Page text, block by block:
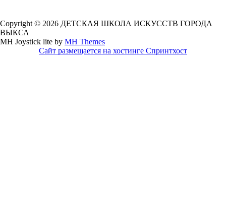
Copyright © 2026 ДЕТСКАЯ ШКОЛА ИСКУССТВ ГОРОДА
ВЫКСА
MH Joystick lite by MH Themes
Сайт размещается на хостинге Спринтхост